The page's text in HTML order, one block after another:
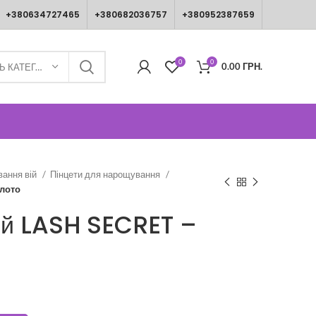
+380634727465 +380682036757 +380952387659
ВИБЕРІТЬ КАТЕГОРІЮ 0 0 0.00ГРН.
вій
Пінцети для нарощування
LASH SECRET –